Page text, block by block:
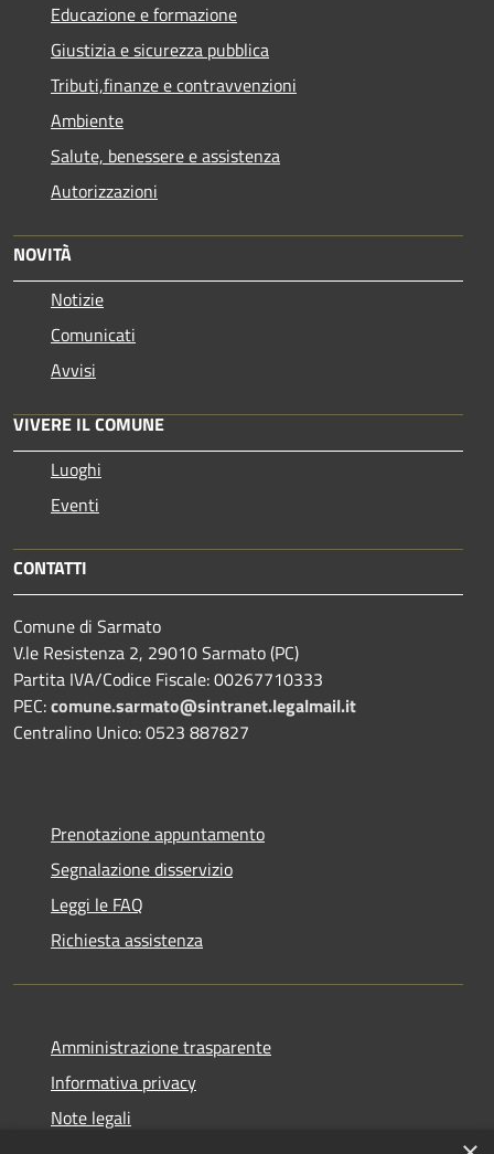
Educazione e formazione
Giustizia e sicurezza pubblica
Tributi,finanze e contravvenzioni
Ambiente
Salute, benessere e assistenza
Autorizzazioni
NOVITÀ
Notizie
Comunicati
Avvisi
VIVERE IL COMUNE
Luoghi
Eventi
CONTATTI
Comune di Sarmato
V.le Resistenza 2, 29010 Sarmato (PC)
Partita IVA/Codice Fiscale: 00267710333
PEC:comune.sarmato@sintranet.legalmail.it
Centralino Unico: 0523 887827
Prenotazione appuntamento
Segnalazione disservizio
Leggi le FAQ
Richiesta assistenza
Amministrazione trasparente
Informativa privacy
Note legali